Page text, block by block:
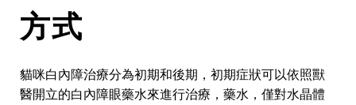
方式
貓咪白內障治療分為初期和後期，初期症狀可以依照獸
醫開立的白內障眼藥水來進行治療，藥水，僅對水晶體